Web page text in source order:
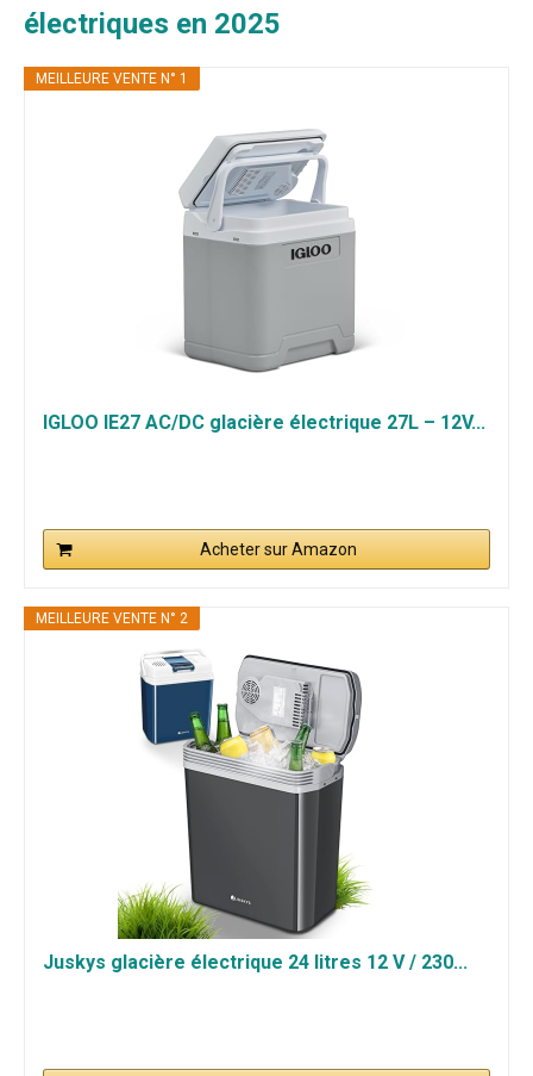
électriques en 2025
MEILLEURE VENTE N° 1
IGLOO IE27 AC/DC glacière électrique 27L – 12V...
Acheter sur Amazon
MEILLEURE VENTE N° 2
Juskys glacière électrique 24 litres 12 V / 230...